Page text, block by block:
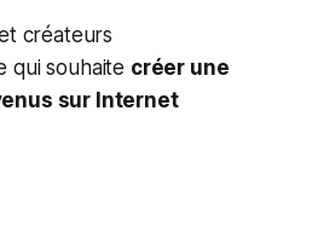
créateurs
qui souhaite créer une
sur Internet